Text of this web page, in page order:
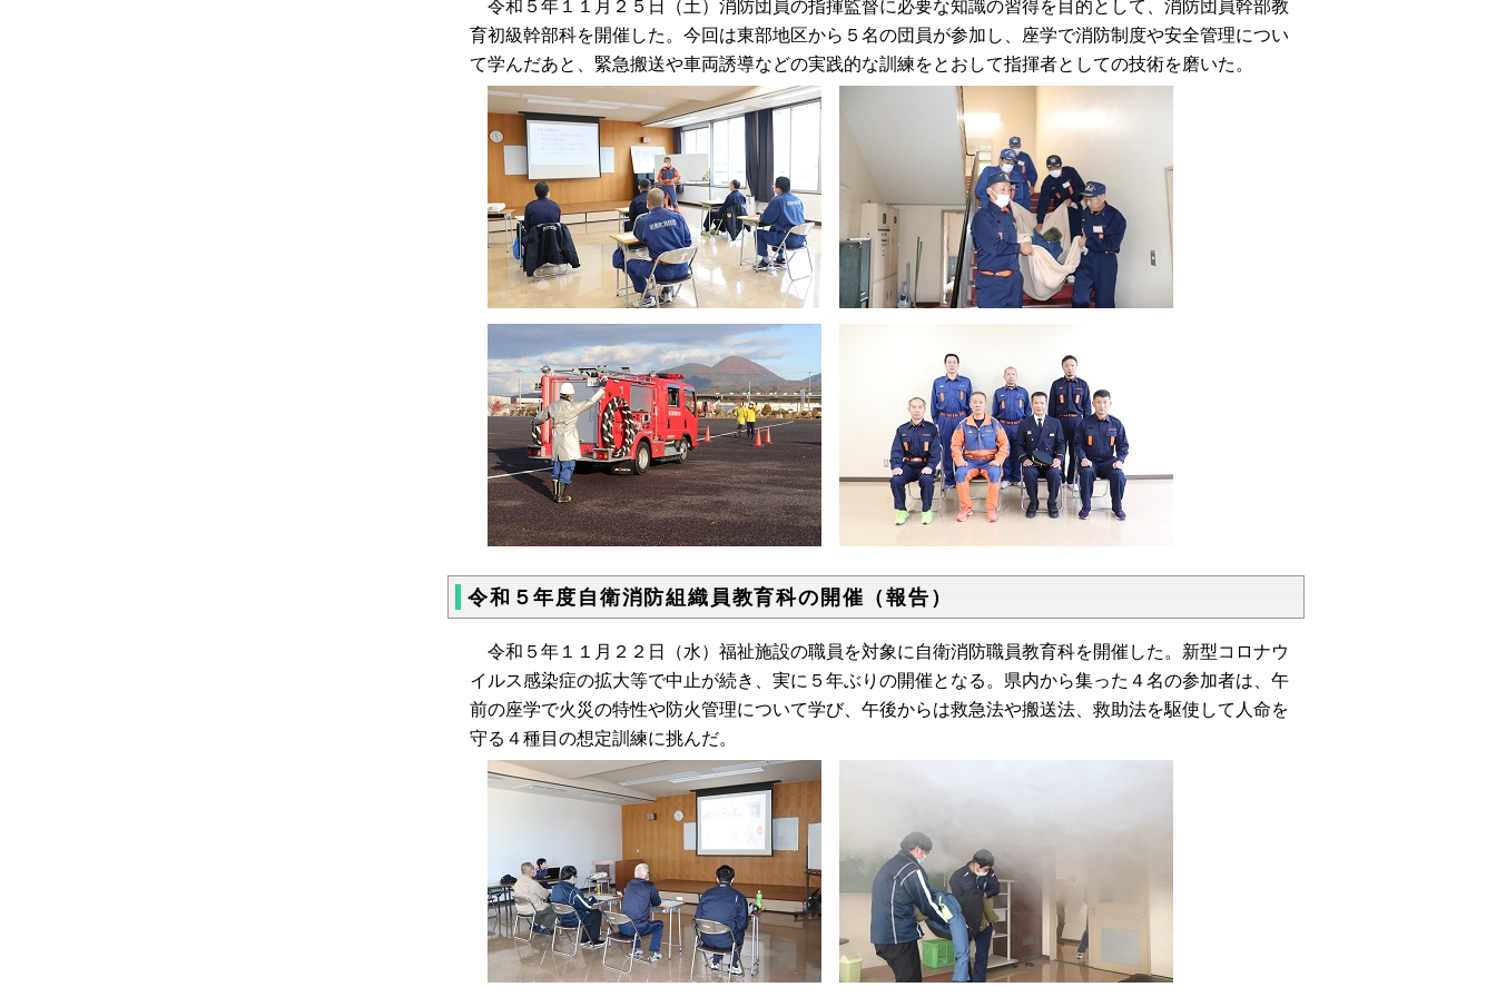
令和５年１１月２５日（土）消防団員の指揮監督に必要な知識の習得を目的として、消防団員幹部教
育初級幹部科を開催した。今回は東部地区から５名の団員が参加し、座学で消防制度や安全管理につい
て学んだあと、緊急搬送や車両誘導などの実践的な訓練をとおして指揮者としての技術を磨いた。
令和５年度自衛消防組織員教育科の開催（報告）
令和５年１１月２２日（水）福祉施設の職員を対象に自衛消防職員教育科を開催した。新型コロナウ
イルス感染症の拡大等で中止が続き、実に５年ぶりの開催となる。県内から集った４名の参加者は、午
前の座学で火災の特性や防火管理について学び、午後からは救急法や搬送法、救助法を駆使して人命を
守る４種目の想定訓練に挑んだ。